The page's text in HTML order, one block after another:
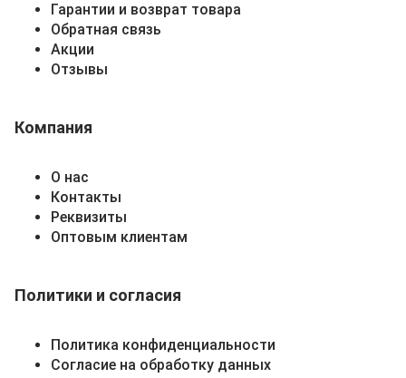
Гарантии и возврат товара
Обратная связь
Акции
Отзывы
Компания
О нас
Контакты
Реквизиты
Оптовым клиентам
Политики и согласия
Политика конфиденциальности
Согласие на обработку данных